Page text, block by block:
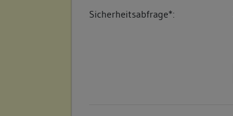
Sicherheitsabfrage*: